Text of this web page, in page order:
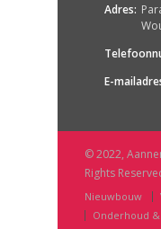
Adres:
E-
© 2022,
Rights
Nieuwbouw
Onderhoud